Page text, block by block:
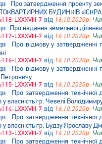
Про затвердження проекту
БУДИНКІВ
LXXXVIII-7 від 16.10.2020р.
Про надання земельної
LXXXVIII-7 від 16.10.2020р.
Про відмову у затвердженні
LXXXVIII-7 від 16.10.2020р.
Про відмову у затвердженні
Петровичу
LXXXVIII-7 від 16.10.2020р.
Про затвердження технічної
у власність гр. Чевелі
LXXXVIII-7 від 16.10.2020р.
Про затвердження технічної
у власність гр. Будзу Ярославу
LXXXVIII-7 від 16.10.2020р.
Про затвердження технічної